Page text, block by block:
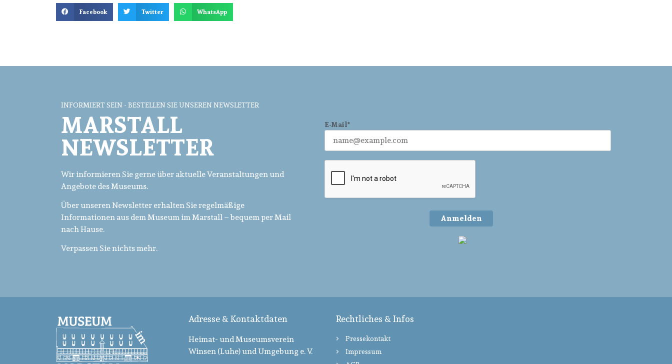
Facebook Twitter WhatsApp
INFORMIERT SEIN - BESTELLEN SIE UNSEREN NEWSLETTER
MARSTALL
NEWSLETTER
Wir informieren Sie gerne über aktuelle Veranstaltungen und
Angebote des Museums.
Über unseren Newsletter erhalten Sie regelmäßige
Informationen aus dem Museum im Marstall – bequem per Mail
nach Hause.
Verpassen Sie nichts mehr.
E-Mail*
Anmelden
Adresse & Kontaktdaten
Heimat- und Museumsverein
Winsen (Luhe) und Umgebung e. V.
Rechtliches & Infos
Pressekontakt
Impressum